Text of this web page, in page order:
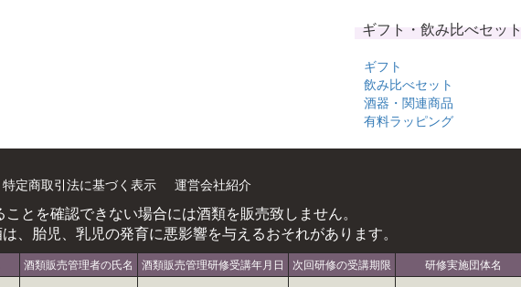
ギフト・飲み比べセット
ギフト
飲み比べセット
酒器・関連商品
有料ラッピング
特定商取引法に基づく表示 運営会社紹介
とを確認できない場合には酒類を販売致しません。
、胎児、乳児の発育に悪影響を与えるおそれがあります。
酒類販売管理者の氏名 酒類販売管理研修受講年月日 次回研修の受講期限 研修実施団体名